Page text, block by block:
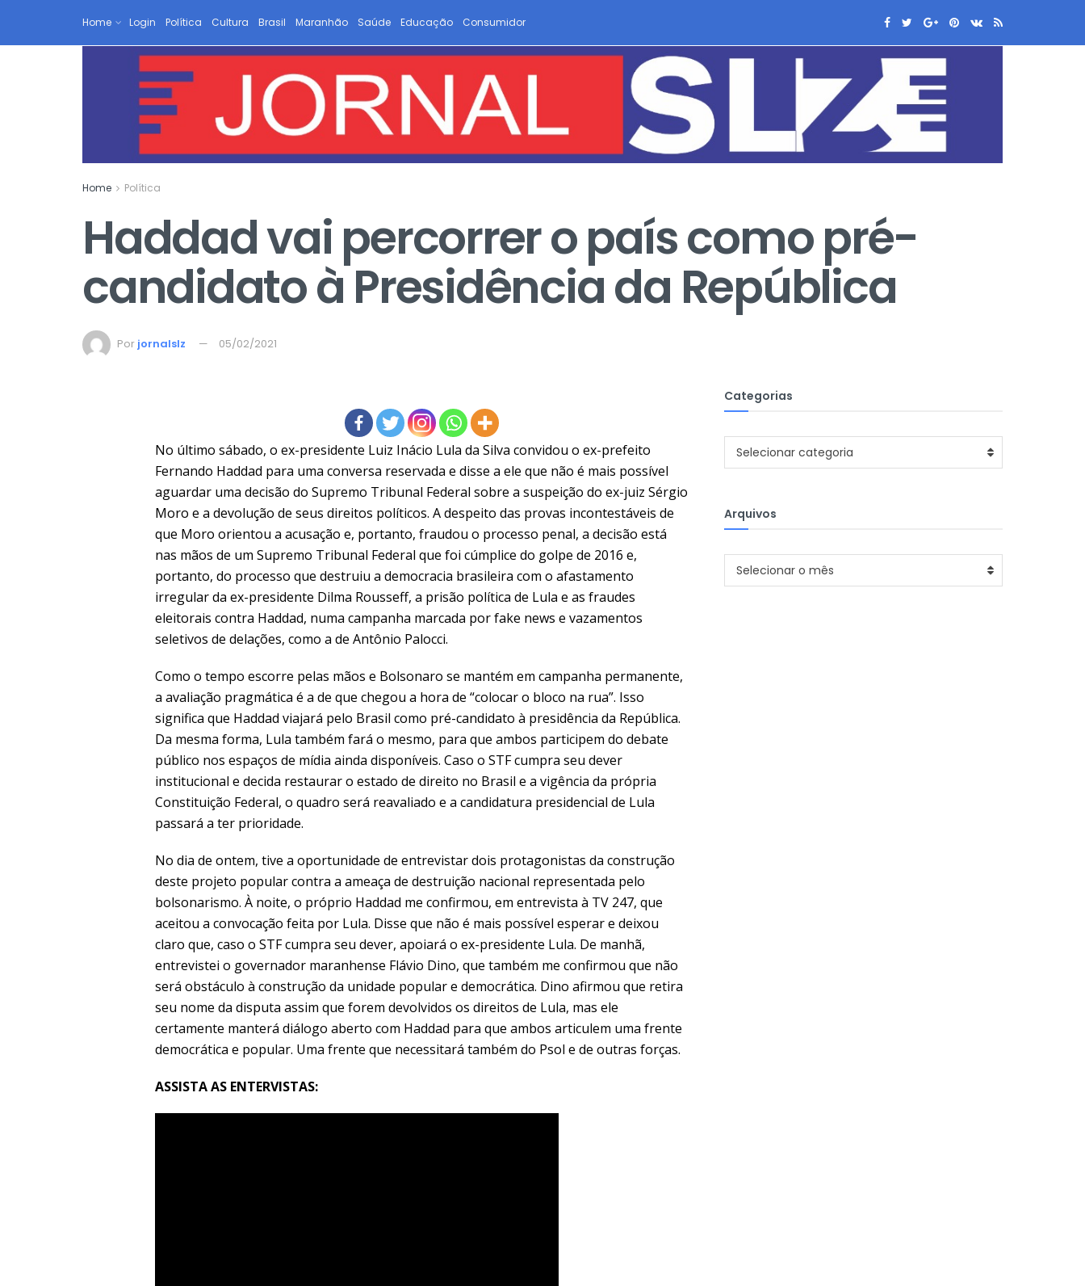
Home Login Política Cultura Brasil Maranhão Saúde Educação Consumidor
Home Política
Haddad vai percorrer o país como pré-
candidato à Presidência da República
Por jornalslz 05/02/2021
No último sábado, o ex-presidente Luiz Inácio Lula da Silva convidou o ex-prefeito
Fernando Haddad para uma conversa reservada e disse a ele que não é mais possível
aguardar uma decisão do Supremo Tribunal Federal sobre a suspeição do ex-juiz Sérgio
Moro e a devolução de seus direitos políticos. A despeito das provas incontestáveis de
que Moro orientou a acusação e, portanto, fraudou o processo penal, a decisão está
nas mãos de um Supremo Tribunal Federal que foi cúmplice do golpe de 2016 e,
portanto, do processo que destruiu a democracia brasileira com o afastamento
irregular da ex-presidente Dilma Rousseff, a prisão política de Lula e as fraudes
eleitorais contra Haddad, numa campanha marcada por fake news e vazamentos
seletivos de delações, como a de Antônio Palocci.
Como o tempo escorre pelas mãos e Bolsonaro se mantém em campanha permanente,
a avaliação pragmática é a de que chegou a hora de “colocar o bloco na rua”. Isso
significa que Haddad viajará pelo Brasil como pré-candidato à presidência da República.
Da mesma forma, Lula também fará o mesmo, para que ambos participem do debate
público nos espaços de mídia ainda disponíveis. Caso o STF cumpra seu dever
institucional e decida restaurar o estado de direito no Brasil e a vigência da própria
Constituição Federal, o quadro será reavaliado e a candidatura presidencial de Lula
passará a ter prioridade.
No dia de ontem, tive a oportunidade de entrevistar dois protagonistas da construção
deste projeto popular contra a ameaça de destruição nacional representada pelo
bolsonarismo. À noite, o próprio Haddad me confirmou, em entrevista à TV 247, que
aceitou a convocação feita por Lula. Disse que não é mais possível esperar e deixou
claro que, caso o STF cumpra seu dever, apoiará o ex-presidente Lula. De manhã,
entrevistei o governador maranhense Flávio Dino, que também me confirmou que não
será obstáculo à construção da unidade popular e democrática. Dino afirmou que retira
seu nome da disputa assim que forem devolvidos os direitos de Lula, mas ele
certamente manterá diálogo aberto com Haddad para que ambos articulem uma frente
democrática e popular. Uma frente que necessitará também do Psol e de outras forças.
ASSISTA AS ENTERVISTAS:
Categorias
Categorias
Selecionar categoria
Arquivos
Arquivos
Selecionar o mês